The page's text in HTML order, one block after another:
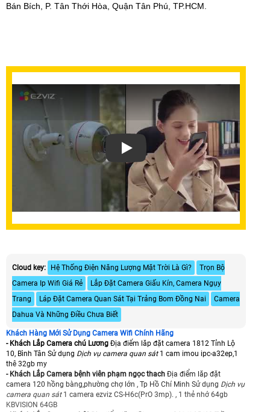
Bán Bích, P. Tân Thới Hòa, Quận Tân Phú, TP.HCM.
Cloud key: Hệ Thống Điện Năng Lượng Mặt Trời Là Gì?
Trọn Bộ
Camera Ip Wifi Giá Rẻ
Lắp Đặt Camera Giấu Kín, Camera Ngụy
Trang
Láp Đặt Camera Quan Sát Tại Trảng Bom Đồng Nai
Camera
Dahua Và Những Điều Chưa Biết
Khách Hàng Mới Sử Dụng Camera Wifi Chính Hãng
- Khách Lắp Camera chú Lương Địa điểm lăp đặt camera 1812 Tỉnh Lộ
10, Bình Tân Sử dụng Dịch vụ camera quan sát 1 cam imou ipc-a32ep,1
thê 32gb my
- Khách Lắp Camera bệnh viên phạm ngọc thach Địa điểm lăp đặt
camera 120 hồng bàng,phường chợ lớn , Tp Hồ Chí Minh Sử dụng Dịch vụ
camera quan sát 1 camera ezviz CS-H6c(PrO 3mp). , 1 thẻ nhớ 64gb
KBVISION 64GB